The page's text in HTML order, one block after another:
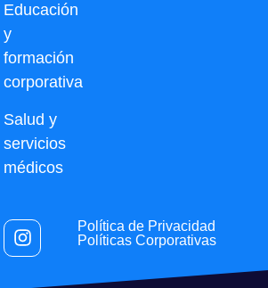
Educación
y
formación
corporativa
Salud y
servicios
médicos
Política de Privacidad
Políticas Corporativas